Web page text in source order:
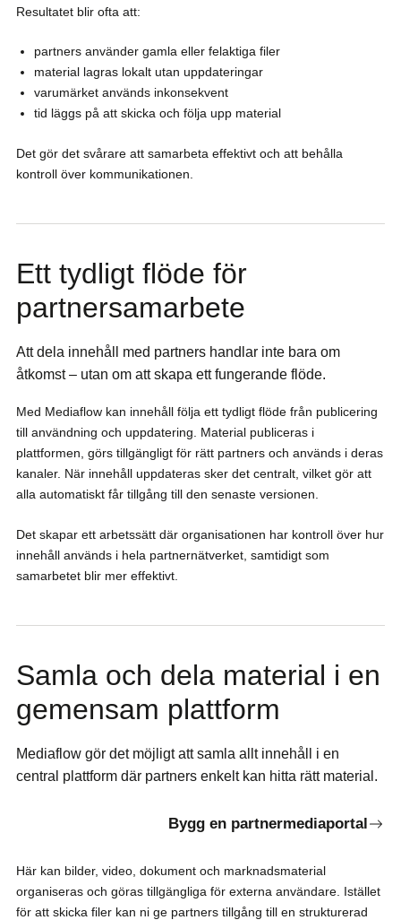
Resultatet blir ofta att:
partners använder gamla eller felaktiga filer
material lagras lokalt utan uppdateringar
varumärket används inkonsekvent
tid läggs på att skicka och följa upp material
Det gör det svårare att samarbeta effektivt och att behålla
kontroll över kommunikationen.
Ett tydligt flöde för
partnersamarbete
Att dela innehåll med partners handlar inte bara om
åtkomst – utan om att skapa ett fungerande flöde.
Med Mediaflow kan innehåll följa ett tydligt flöde från publicering
till användning och uppdatering. Material publiceras i
plattformen, görs tillgängligt för rätt partners och används i deras
kanaler. När innehåll uppdateras sker det centralt, vilket gör att
alla automatiskt får tillgång till den senaste versionen.
Det skapar ett arbetssätt där organisationen har kontroll över hur
innehåll används i hela partnernätverket, samtidigt som
samarbetet blir mer effektivt.
Samla och dela material i en
gemensam plattform
Mediaflow gör det möjligt att samla allt innehåll i en
central plattform där partners enkelt kan hitta rätt material.
Bygg en partnermediaportal
Här kan bilder, video, dokument och marknadsmaterial
organiseras och göras tillgängliga för externa användare. Istället
för att skicka filer kan ni ge partners tillgång till en strukturerad